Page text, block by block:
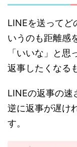
LINEを送ってど
いうのも距離感
「いいな」と
返事したくなる
LINEの返事の速
逆に返事が遅け
す。